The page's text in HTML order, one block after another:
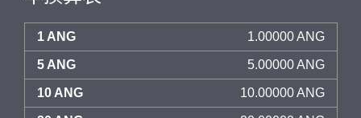
1 ANG 1.00000 ANG
5 ANG 5.00000 ANG
10 ANG 10.00000 ANG